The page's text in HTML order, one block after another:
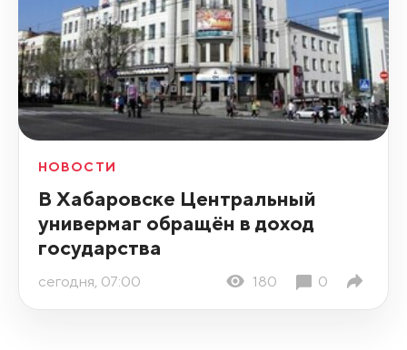
НОВОСТИ
В Хабаровске Центральный
универмаг обращён в доход
государства
сегодня, 07:00 180 0